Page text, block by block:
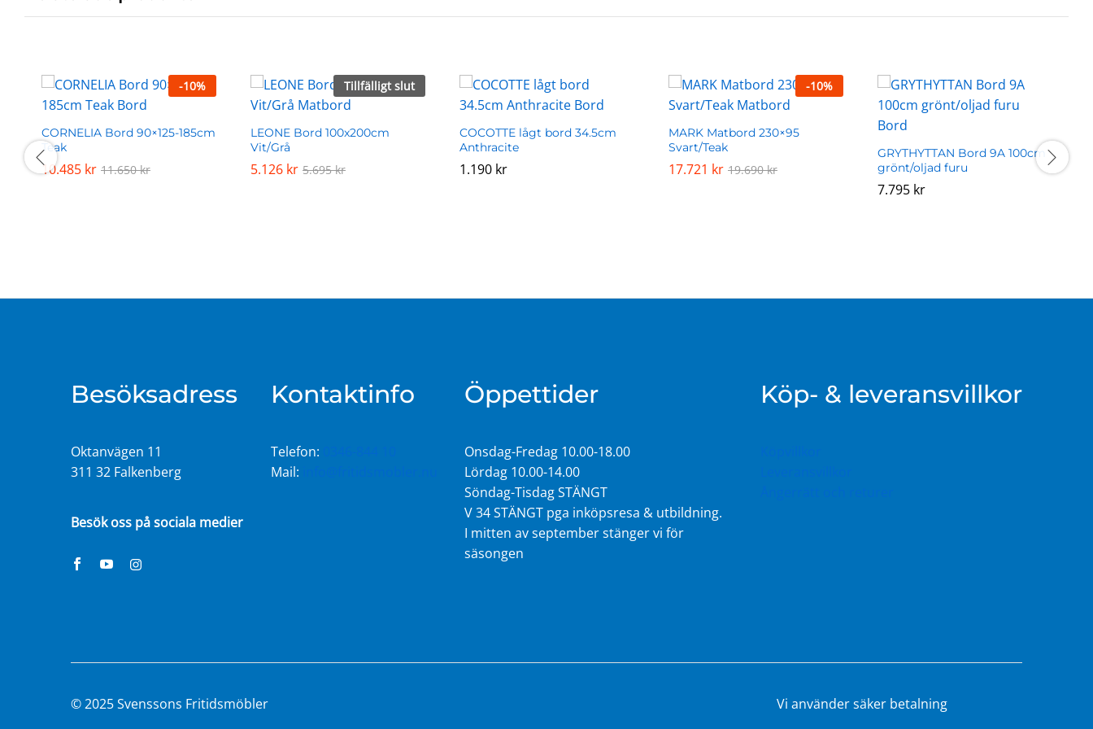
-10%
CORNELIA Bord 90×125-185cm
Teak
10.485 kr 11.650kr
10.485 kr 11.650kr
Tillfälligt slut
LEONE Bord 100x200cm
Vit/Grå
5.126 kr 5.695kr
5.126 kr 5.695kr
COCOTTE lågt bord 34.5cm
Anthracite
1.190 kr
1.190 kr
-10%
MARK Matbord 230×95
Svart/Teak
17.721 kr 19.690kr
17.721 kr 19.690kr
GRYTHYTTAN Bord 9A 100cm
grönt/oljad furu
7.795 kr
7.795 kr
Besöksadress
Oktanvägen 11
311 32 Falkenberg
Besök oss på sociala medier
Kontaktinfo
Telefon:
Mail:
Öppettider
Onsdag-Fredag 10.00-18.00
Lördag 10.00-14.00
Söndag-Tisdag STÄNGT
V 34 STÄNGT pga inköpsresa & utbildning.
I mitten av september stänger vi för
säsongen
Köp- & leveransvillkor
© 2025 Svenssons Fritidsmöbler Vi använder säker betalning